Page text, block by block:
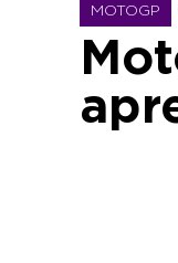
MOTOGP